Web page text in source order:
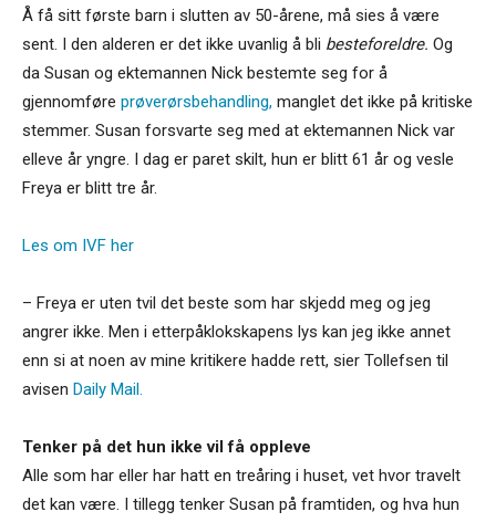
Å få sitt første barn i slutten av 50-årene, må sies å være
sent. I den alderen er det ikke uvanlig å bli besteforeldre. Og
da Susan og ektemannen Nick bestemte seg for å
gjennomføre prøverørsbehandling, manglet det ikke på kritiske
stemmer. Susan forsvarte seg med at ektemannen Nick var
elleve år yngre. I dag er paret skilt, hun er blitt 61 år og vesle
Freya er blitt tre år.
Les om IVF her
– Freya er uten tvil det beste som har skjedd meg og jeg
angrer ikke. Men i etterpåklokskapens lys kan jeg ikke annet
enn si at noen av mine kritikere hadde rett, sier Tollefsen til
avisen Daily Mail.
Tenker på det hun ikke vil få oppleve
Alle som har eller har hatt en treåring i huset, vet hvor travelt
det kan være. I tillegg tenker Susan på framtiden, og hva hun